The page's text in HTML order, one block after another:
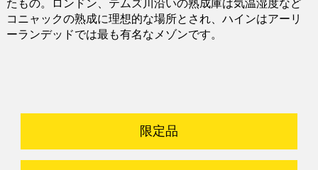
たもの。ロンドン、テムズ川沿いの熟成庫は気温湿度など
コニャックの熟成に理想的な場所とされ、ハインはアーリ
ーランデッドでは最も有名なメゾンです。
限定品